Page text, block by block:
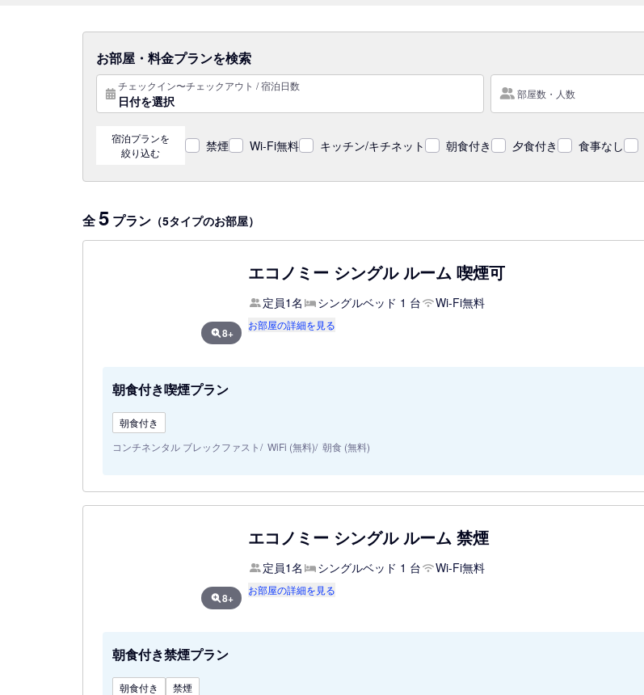
お部屋・料金プランを検索
チェックイン〜チェックアウト / 宿泊日数
日付を選択 部屋数・人数
宿泊プランを
絞り込む
禁煙 Wi-Fi無料 キッチン/キチネット 朝食付き 夕食付き 食事なし
全5 プラン （5タイプのお部屋）
8+
エコノミー シングル ルーム 喫煙可
定員1名 シングルベッド 1 台 Wi-Fi無料
お部屋の詳細を見る
朝食付き喫煙プラン
朝食付き
コンチネンタル ブレックファスト
WiFi (無料) 朝食 (無料)
8+
エコノミー シングル ルーム 禁煙
定員1名 シングルベッド 1 台 Wi-Fi無料
お部屋の詳細を見る
朝食付き禁煙プラン
朝食付き
禁煙